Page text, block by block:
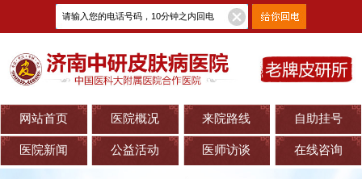
网站首页 医院概况 来院路线 自助挂号
医院新闻 公益活动 医师访谈 在线咨询